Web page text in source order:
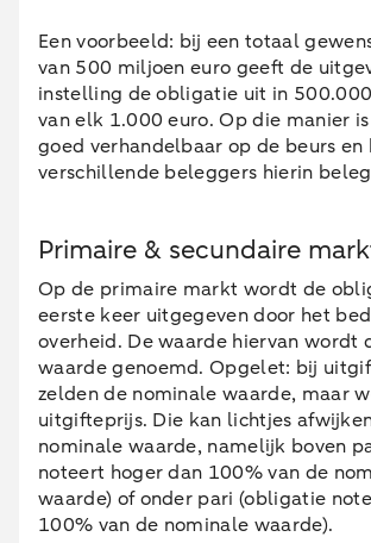
Een voorbeeld: bij een totaal
van 500 miljoen euro geeft de
instelling de obligatie uit in
van elk 1.000 euro. Op die manier
goed verhandelbaar op de beurs en
verschillende beleggers hierin
Primaire & secundaire
Op de primaire markt wordt de
eerste keer uitgegeven door het
overheid. De waarde hiervan wordt
waarde genoemd. Opgelet: bij
zelden de nominale waarde, maar
uitgifteprijs. Die kan lichtjes
nominale waarde, namelijk boven
noteert hoger dan 100% van de
waarde) of onder pari (obligatie
100% van de nominale waarde).